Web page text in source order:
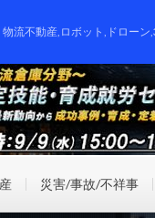
物流不動産,ロボット,ドロー
災害/事故/不祥事